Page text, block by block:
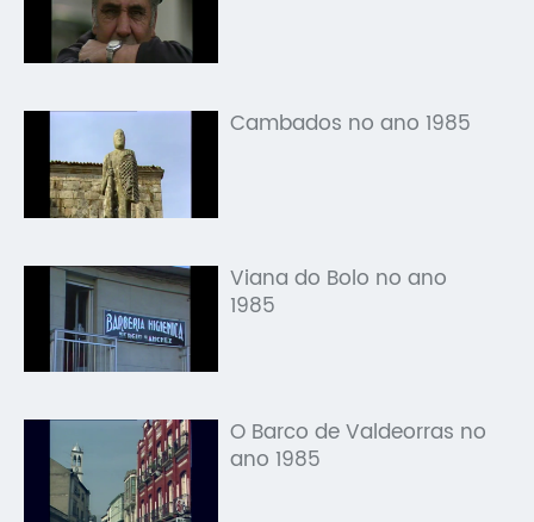
Cambados no ano 1985
Viana do Bolo no ano
1985
O Barco de Valdeorras no
ano 1985